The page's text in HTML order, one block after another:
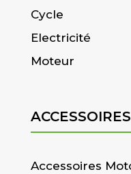
Cycle
Electricité
Moteur
ACCESSOIRES
Accessoires